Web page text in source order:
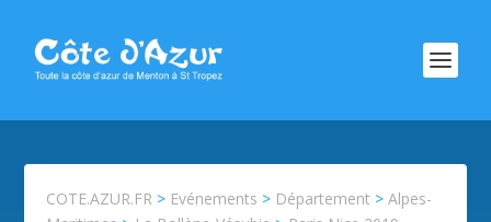
COTE.AZUR.FR > Evénements > Département >Alpes-